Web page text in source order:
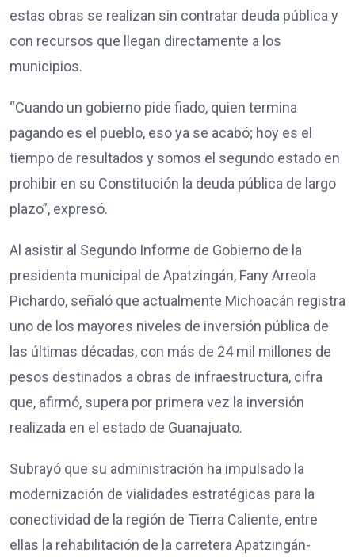
estas obras se realizan sin contratar deuda pública y
con recursos que llegan directamente a los
municipios.
“Cuando un gobierno pide fiado, quien termina
pagando es el pueblo, eso ya se acabó; hoy es el
tiempo de resultados y somos el segundo estado en
prohibir en su Constitución la deuda pública de largo
plazo”, expresó.
Al asistir al Segundo Informe de Gobierno de la
presidenta municipal de Apatzingán, Fany Arreola
Pichardo, señaló que actualmente Michoacán registra
uno de los mayores niveles de inversión pública de
las últimas décadas, con más de 24 mil millones de
pesos destinados a obras de infraestructura, cifra
que, afirmó, supera por primera vez la inversión
realizada en el estado de Guanajuato.
Subrayó que su administración ha impulsado la
modernización de vialidades estratégicas para la
conectividad de la región de Tierra Caliente, entre
ellas la rehabilitación de la carretera Apatzingán-